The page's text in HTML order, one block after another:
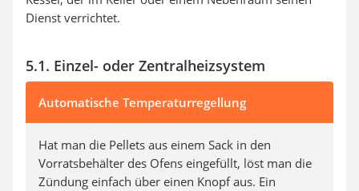
Dienst verrichtet.
5.1. Einzel- oder Zentralheizsystem
Automatische Temperaturregellung
Hat man die Pellets aus einem Sack in den
Vorratsbehälter des Ofens eingefüllt, löst man die
Zündung einfach über einen Knopf aus. Ein